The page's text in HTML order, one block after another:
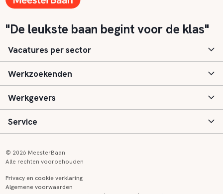
"De leukste baan begint voor de klas"
Vacatures per sector
Basisonderwijs
Speciaal (basis) onderwijs
Voortgezet onderwijs
Werkzoekenden
Aanmelden
Vacatures
Werkgevers
Inloggen
Service
© 2026 MeesterBaan
Alle rechten voorbehouden
Privacy en cookie verklaring
Algemene voorwaarden